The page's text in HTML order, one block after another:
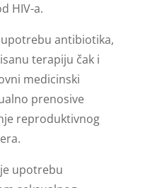
HIV-a.
antibiotika,
terapiju čak i
medicinski
prenosive
reproduktivnog
upotrebu